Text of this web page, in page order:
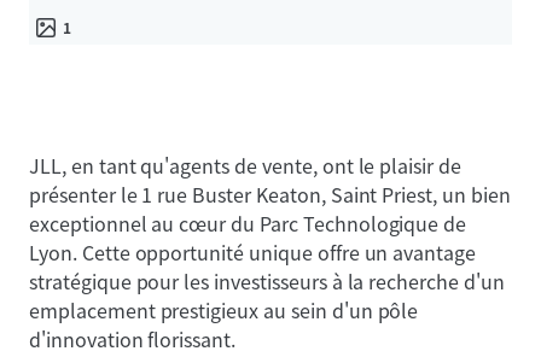
1
JLL, en tant qu'agents de vente, ont le plaisir de
présenter le 1 rue Buster Keaton, Saint Priest, un bien
exceptionnel au cœur du Parc Technologique de
Lyon. Cette opportunité unique offre un avantage
stratégique pour les investisseurs à la recherche d'un
emplacement prestigieux au sein d'un pôle
d'innovation florissant.